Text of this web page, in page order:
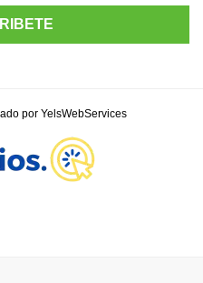
por YelsWebServices